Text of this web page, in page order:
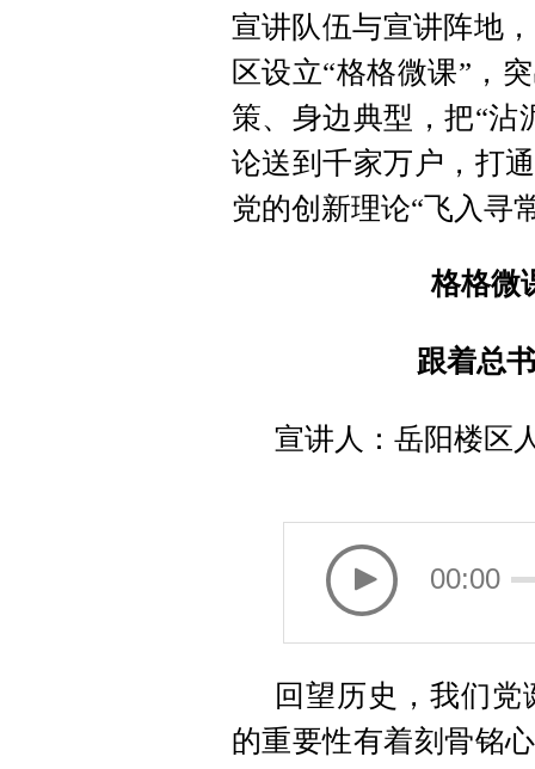
宣讲队伍与宣讲阵地
区设立“格格微课”，
策、身边典型，把“沾
论送到千家万户，打
党的创新理论“飞入寻
格格微
跟着总
宣讲人：岳阳楼区
00:00
回望历史，我们
的重要性有着刻骨铭